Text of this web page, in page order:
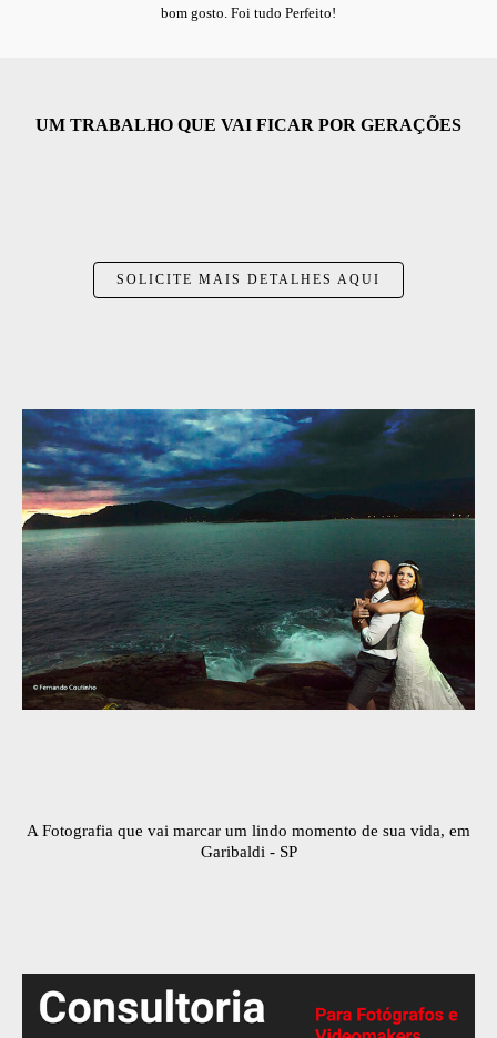
bom gosto. Foi tudo Perfeito!
UM TRABALHO QUE VAI FICAR POR GERAÇÕES
SOLICITE MAIS DETALHES AQUI
A Fotografia que vai marcar um lindo momento de sua vida, em
Garibaldi - SP